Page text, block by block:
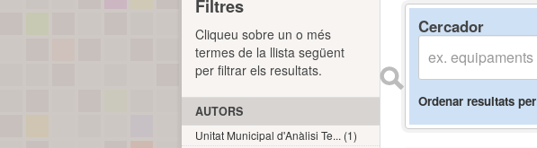
Cercador
Ordenar resultats per
Filtres
Cliqueu sobre un o més
termes de la llista següent
per filtrar els resultats.
AUTORS
Unitat Municipal d'Anàlisi Te... (1)